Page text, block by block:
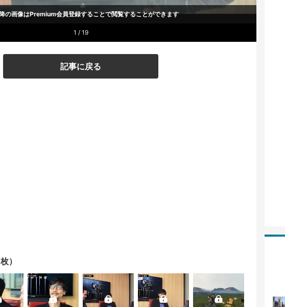
の画像はPremium会員登録することで閲覧することができます
1 / 19
記事に戻る
）